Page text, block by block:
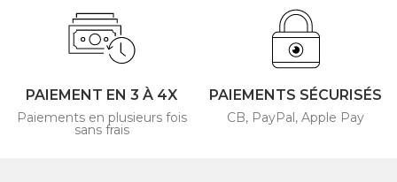
PAIEMENT EN 3 À 4X
Paiements en plusieurs fois
sans frais
PAIEMENTS SÉCURISÉS
CB, PayPal, Apple Pay